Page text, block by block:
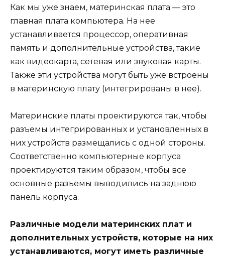
Как мы уже знаем, материнская плата — это
главная плата компьютера. На нее
устанавливается процессор, оперативная
память и дополнительные устройства, такие
как видеокарта, сетевая или звуковая карты.
Также эти устройства могут быть уже встроены
в материнскую плату (интегрированы в нее).
Материнские платы проектируются так, чтобы
разъемы интегрированных и установленных в
них устройств размещались с одной стороны.
Соответственно компьютерные корпуса
проектируются таким образом, чтобы все
основные разъемы выводились на заднюю
панель корпуса.
Различные модели материнских плат и
дополнительных устройств, которые на них
устанавливаются, могут иметь различные